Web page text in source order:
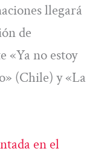
llegará
de
«Ya no estoy
(Chile) y «La
en el